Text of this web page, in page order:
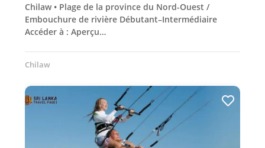
Chilaw • Plage de la province du Nord-Ouest /
Embouchure de rivière Débutant–Intermédiaire
Accéder à : Aperçu…
Chilaw